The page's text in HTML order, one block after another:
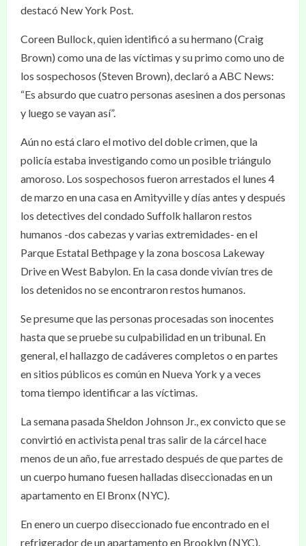
destacó New York Post.
Coreen Bullock, quien identificó a su hermano (Craig
Brown) como una de las víctimas y su primo como uno de
los sospechosos (Steven Brown), declaró a ABC News:
“Es absurdo que cuatro personas asesinen a dos personas
y luego se vayan así”.
Aún no está claro el motivo del doble crimen, que la
policía estaba investigando como un posible triángulo
amoroso. Los sospechosos fueron arrestados el lunes 4
de marzo en una casa en Amityville y días antes y después
los detectives del condado Suffolk hallaron restos
humanos -dos cabezas y varias extremidades- en el
Parque Estatal Bethpage y la zona boscosa Lakeway
Drive en West Babylon. En la casa donde vivían tres de
los detenidos no se encontraron restos humanos.
Se presume que las personas procesadas son inocentes
hasta que se pruebe su culpabilidad en un tribunal. En
general, el hallazgo de cadáveres completos o en partes
en sitios públicos es común en Nueva York y a veces
toma tiempo identificar a las víctimas.
La semana pasada Sheldon Johnson Jr., ex convicto que se
convirtió en activista penal tras salir de la cárcel hace
menos de un año, fue arrestado después de que partes de
un cuerpo humano fuesen halladas diseccionadas en un
apartamento en El Bronx (NYC).
En enero un cuerpo diseccionado fue encontrado en el
refrigerador de un apartamento en Brooklyn (NYC).